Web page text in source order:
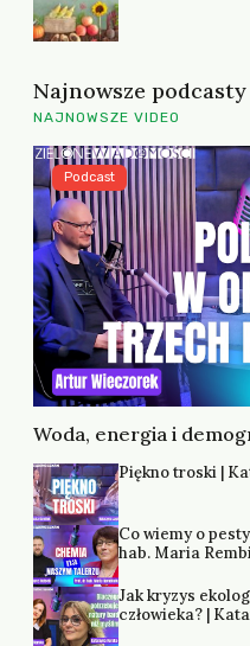
Najnowsze podcasty
NAJNOWSZE VIDEO
Woda, energia i
Podcast
Piękno troski |
Co wiemy o
hab. Maria
Jak kryzys
człowieka? |